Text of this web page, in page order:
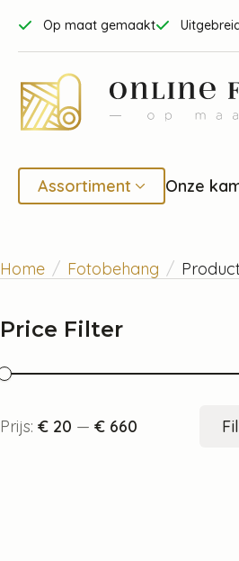
Op maat gemaakt
Assortiment Onze
Home Fotobehang
Price Filter
Prijs: € 20 — € 660